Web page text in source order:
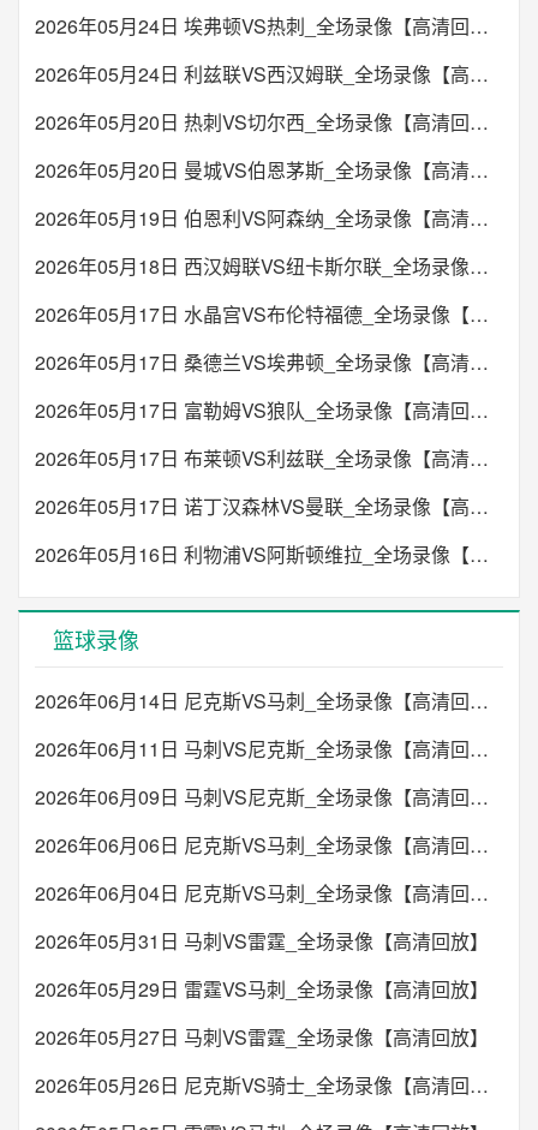
2026年05月24日 埃弗顿VS热刺_全场录像【高清回放】
2026年05月24日 利兹联VS西汉姆联_全场录像【高清回放】
2026年05月20日 热刺VS切尔西_全场录像【高清回放】
2026年05月20日 曼城VS伯恩茅斯_全场录像【高清回放】
2026年05月19日 伯恩利VS阿森纳_全场录像【高清回放】
2026年05月18日 西汉姆联VS纽卡斯尔联_全场录像【高清回放】
2026年05月17日 水晶宫VS布伦特福德_全场录像【高清回放】
2026年05月17日 桑德兰VS埃弗顿_全场录像【高清回放】
2026年05月17日 富勒姆VS狼队_全场录像【高清回放】
2026年05月17日 布莱顿VS利兹联_全场录像【高清回放】
2026年05月17日 诺丁汉森林VS曼联_全场录像【高清回放】
2026年05月16日 利物浦VS阿斯顿维拉_全场录像【高清回放】
篮球录像
2026年06月14日 尼克斯VS马刺_全场录像【高清回放】
2026年06月11日 马刺VS尼克斯_全场录像【高清回放】
2026年06月09日 马刺VS尼克斯_全场录像【高清回放】
2026年06月06日 尼克斯VS马刺_全场录像【高清回放】
2026年06月04日 尼克斯VS马刺_全场录像【高清回放】
2026年05月31日 马刺VS雷霆_全场录像【高清回放】
2026年05月29日 雷霆VS马刺_全场录像【高清回放】
2026年05月27日 马刺VS雷霆_全场录像【高清回放】
2026年05月26日 尼克斯VS骑士_全场录像【高清回放】